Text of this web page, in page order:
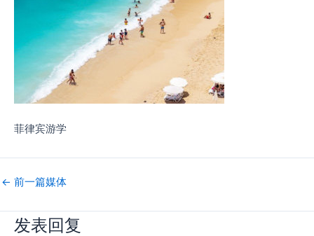
菲律宾游学
← 前一篇媒体
发表回复